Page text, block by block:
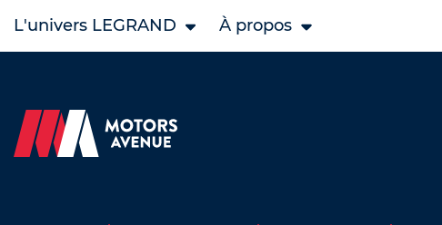
L'univers LEGRAND À propos